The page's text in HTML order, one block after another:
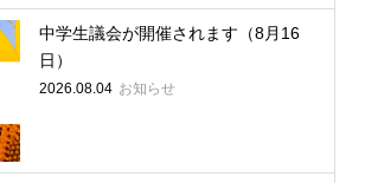
中学生議会が開催されます（8月16
日）
2026.08.04 お知らせ